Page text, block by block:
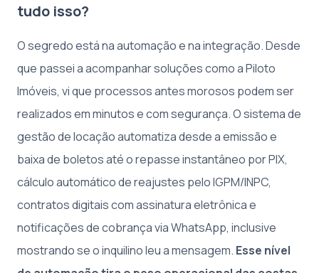
tudo isso?
O segredo está na automação e na integração. Desde
que passei a acompanhar soluções como a Piloto
Imóveis, vi que processos antes morosos podem ser
realizados em minutos e com segurança. O sistema de
gestão de locação automatiza desde a emissão e
baixa de boletos até o repasse instantâneo por PIX,
cálculo automático de reajustes pelo IGPM/INPC,
contratos digitais com assinatura eletrônica e
notificações de cobrança via WhatsApp, inclusive
mostrando se o inquilino leu a mensagem. Esse nível